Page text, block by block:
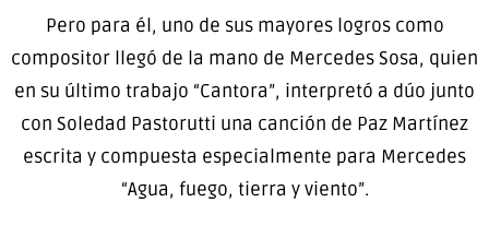
Pero para él, uno de sus mayores logros como
compositor llegó de la mano de Mercedes Sosa, quien
en su último trabajo “Cantora”, interpretó a dúo junto
con Soledad Pastorutti una canción de Paz Martínez
escrita y compuesta especialmente para Mercedes
“Agua, fuego, tierra y viento”.